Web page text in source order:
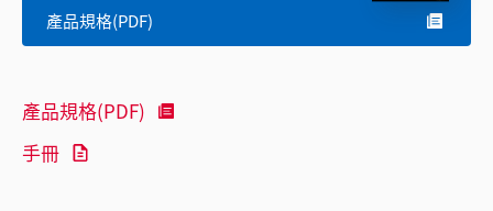
產品規格(PDF)
產品規格(PDF)
手冊